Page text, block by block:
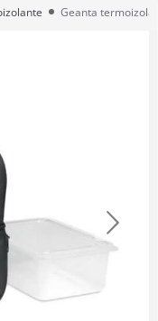
Geanta